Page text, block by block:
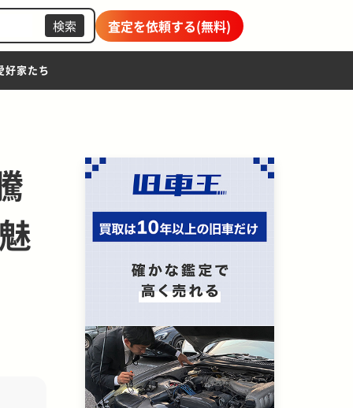
検索 査定を依頼する(無料)
好家たち